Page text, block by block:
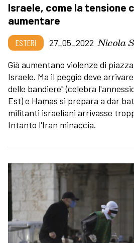
Israele, come la tensione
aumentare
ESTERI 27_05_2022 Nicola
Già aumentano violenze di
Israele. Ma il peggio deve
delle bandiere" (celebra
Est) e Hamas si prepara a dar
militanti israeliani arrivasse
Intanto l'Iran minaccia.